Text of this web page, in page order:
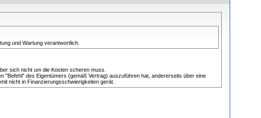
und Wartung verantwortlich.
sich nicht um die Kosten scheren muss.
des Eigentümers (gemäß Vertrag) auszuführen hat, andererseits über eine
nicht in Finanzierungsschwierigkeiten gerät.